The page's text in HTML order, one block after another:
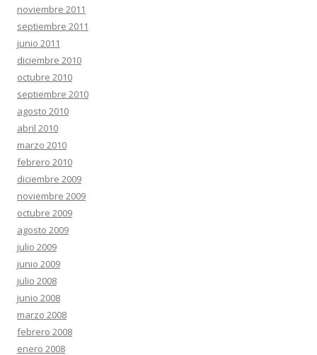
noviembre 2011
septiembre 2011
junio 2011
diciembre 2010
octubre 2010
septiembre 2010
agosto 2010
abril 2010
marzo 2010
febrero 2010
diciembre 2009
noviembre 2009
octubre 2009
agosto 2009
julio 2009
junio 2009
julio 2008
junio 2008
marzo 2008
febrero 2008
enero 2008